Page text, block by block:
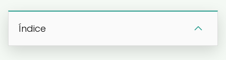
Índice